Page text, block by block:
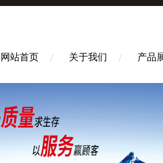
网站首页 关于我们 产品